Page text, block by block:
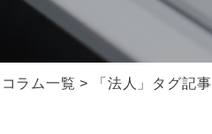
コラム一覧 > 「法人」タグ記事